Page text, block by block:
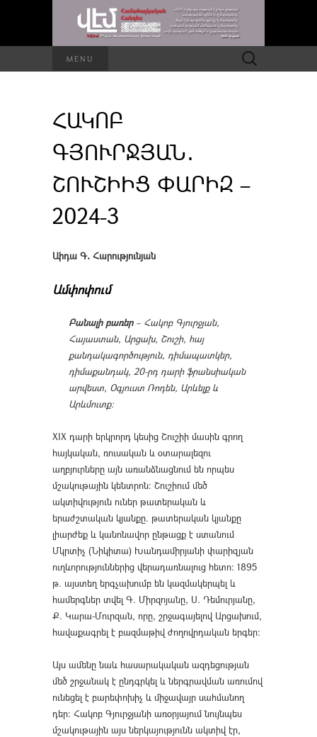
MENU Որոնել՝
ՀԱԿՈԲ
ԳՅՈՒՐՋՅԱՆ․
ՇՈՒՇԻԻՑ ՓԱՐԻԶ –
2024-3
Աիդա Գ․ Հարությունյան
Ամփոփում
Բանալի բառեր– Հակոբ Գյուրջյան,
Հայաստան, Արցախ, Շուշի, հայ
քանդակագործություն, դիմապատկեր,
դիմաքանդակ, 20-րդ դարի ֆրանսիական
արվեստ, Օգյուստ Ռոդեն, Արևելք և
Արևմուտք։
XIX դարի երկրորդ կեսից Շուշիի մասին գրող
հայկական, ռուսական և օտարալեզու
աղբյուրները այն առանձնացնում են որպես
մշակութային կենտրոն: Շուշիում մեծ
ակտիվություն ուներ թատերական և
երաժշտական կյանքը. թատերական կյանքը
լիարժեք և կանոնավոր ընթացք է ստանում
Մկրտիչ (Նիկիտա) Խանդամիրյանի փարիզյան
ուղևորություններից վերադառնալուց հետո: 1895
թ. այստեղ երգչախումբ են կազմակերպել և
համերգներ տվել Գ. Միրզոյանը, Ս. Դեմուրյանը,
Ք. Կարա-Մուրզան, որը, շրջագայելով Արցախում,
հավաքագրել է բազմաթիվ ժողովրդական երգեր։
Այս ամենը նաև հասարակական ազդեցության
մեծ շրջանակ է ընդգրկել և ներգրավման առումով
ունեցել է բարեփոխիչ և միջավայր սահմանող
դեր: Հակոբ Գյուրջյանի առօրյայում նույնպես
մշակութային այս ներկայությունն ակտիվ էր,